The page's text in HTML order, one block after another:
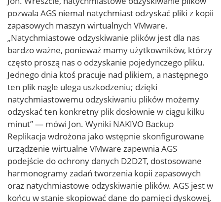
pozwala AGS niemal natychmiast odzyskać pliki z kopii
zapasowych maszyn wirtualnych VMware.
„Natychmiastowe odzyskiwanie plików jest dla nas
bardzo ważne, ponieważ mamy użytkowników, którzy
często proszą nas o odzyskanie pojedynczego pliku.
Jednego dnia ktoś pracuje nad plikiem, a następnego
ten plik nagle ulega uszkodzeniu; dzięki
natychmiastowemu odzyskiwaniu plików możemy
odzyskać ten konkretny plik dosłownie w ciągu kilku
minut” — mówi Jon. Wyniki NAKIVO Backup
Replikacja wdrożona jako wstępnie skonfigurowane
urządzenie wirtualne VMware zapewnia AGS
podejście do ochrony danych D2D2T, dostosowane
harmonogramy zadań tworzenia kopii zapasowych
oraz natychmiastowe odzyskiwanie plików. AGS jest w
końcu w stanie skopiować dane do pamięci dyskowej,